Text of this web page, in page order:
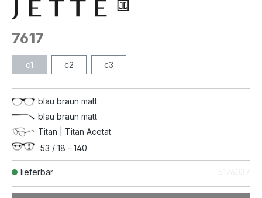
lieferbar
7617
c1 c2 c3
blau braun matt
blau braun matt
Titan | Titan Acetat
53 / 18 - 140